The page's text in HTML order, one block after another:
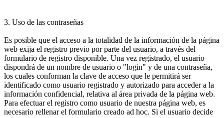
3. Uso de las contraseñas
Es posible que el acceso a la totalidad de la información de la página
web exija el registro previo por parte del usuario, a través del
formulario de registro disponible. Una vez registrado, el usuario
dispondrá de un nombre de usuario o "login" y de una contraseña,
los cuales conforman la clave de acceso que le permitirá ser
identificado como usuario registrado y autorizado para acceder a la
información confidencial, relativa al área privada de la página web.
Para efectuar el registro como usuario de nuestra página web, es
necesario rellenar el formulario creado ad hoc. Si el usuario decide